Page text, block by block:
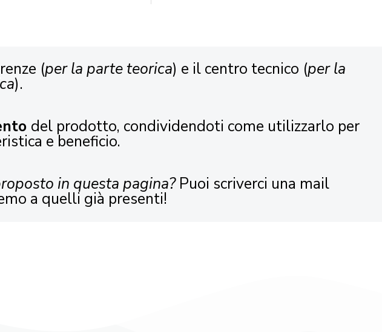
(per la parte teorica) e il centro tecnico (per la
).
del prodotto, condividendoti come utilizzarlo per
e beneficio.
in questa pagina?Puoi scriverci una mail
a quelli già presenti!